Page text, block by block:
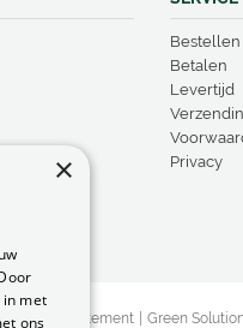
Bestellen
Betalen
Levertijd
Privacy
Privacy Statement Green
×
met
ons